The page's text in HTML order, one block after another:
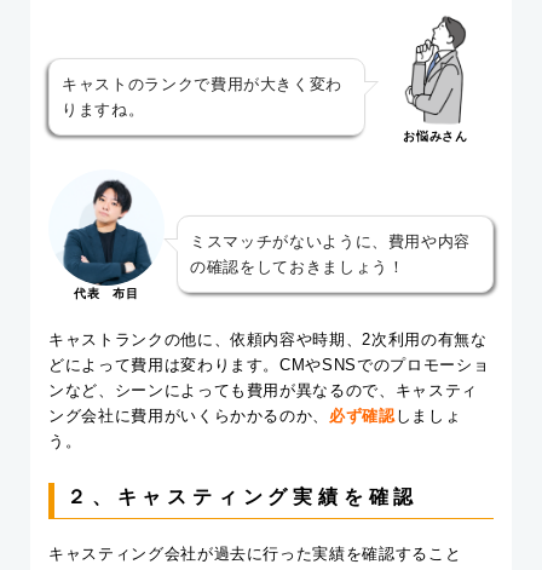
キャストのランクで費用が大きく変わ
りますね。
お悩みさん
代表 布目
ミスマッチがないように、費用や内容
の確認をしておきましょう！
キャストランクの他に、依頼内容や時期、2次利用の有無な
どによって費用は変わります。CMやSNSでのプロモーショ
ンなど、シーンによっても費用が異なるので、キャスティ
ング会社に費用がいくらかかるのか、 必ず確認しましょ
う。
２、キャスティング実績を確認
キャスティング会社が過去に行った実績を確認すること